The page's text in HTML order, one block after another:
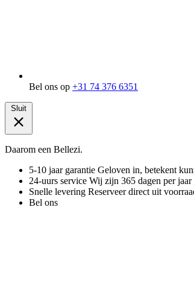
Bel ons op +31 74 376 6351
Sluit
Daarom een Bellezi.
5-10 jaar garantie Geloven in, betekent
24-uurs service Wij zijn 365 dagen per
Snelle levering Reserveer direct uit
Bel ons